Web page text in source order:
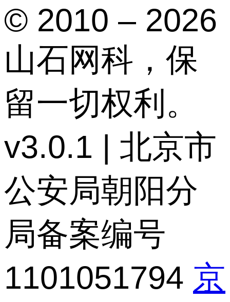
© 2010 – 2026
山石网科，保
留一切权利。
v3.0.1 | 北京市
公安局朝阳分
局备案编号
1101051794 京